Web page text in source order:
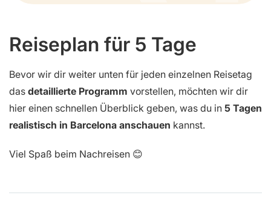
Reiseplan für 5 Tage
Bevor wir dir weiter unten für jeden einzelnen Reisetag
das detaillierte Programm vorstellen, möchten wir dir
hier einen schnellen Überblick geben, was du in 5 Tagen
realistisch in Barcelona anschauen kannst.
Viel Spaß beim Nachreisen 😊